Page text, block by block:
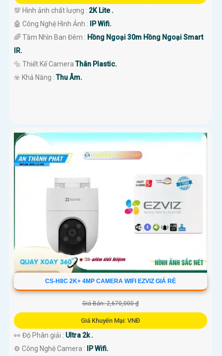
💯 Hình ảnh chất lượng : 2K Lite .
🤖️ Công Nghệ Hình Ảnh : IP Wifi.
🌈 Tầm Nhìn Ban Đêm : Hồng Ngoại 30m Hồng Ngoại Smart
IR.
🔩 Thiết Kế CameraThân Plastic.
️☣️ Khả Năng :Thu Âm.
CS-H8C 2K+ 4MP CAMERA WIFI EZVIZ GIÁ RẺ
Giá Bán: 2,670,000 ₫
Giá Khuyến Mại: VNĐ
👀 Độ Phân giải : Ultra 2k .
⚙ Công Nghệ Camera :
IP Wifi.